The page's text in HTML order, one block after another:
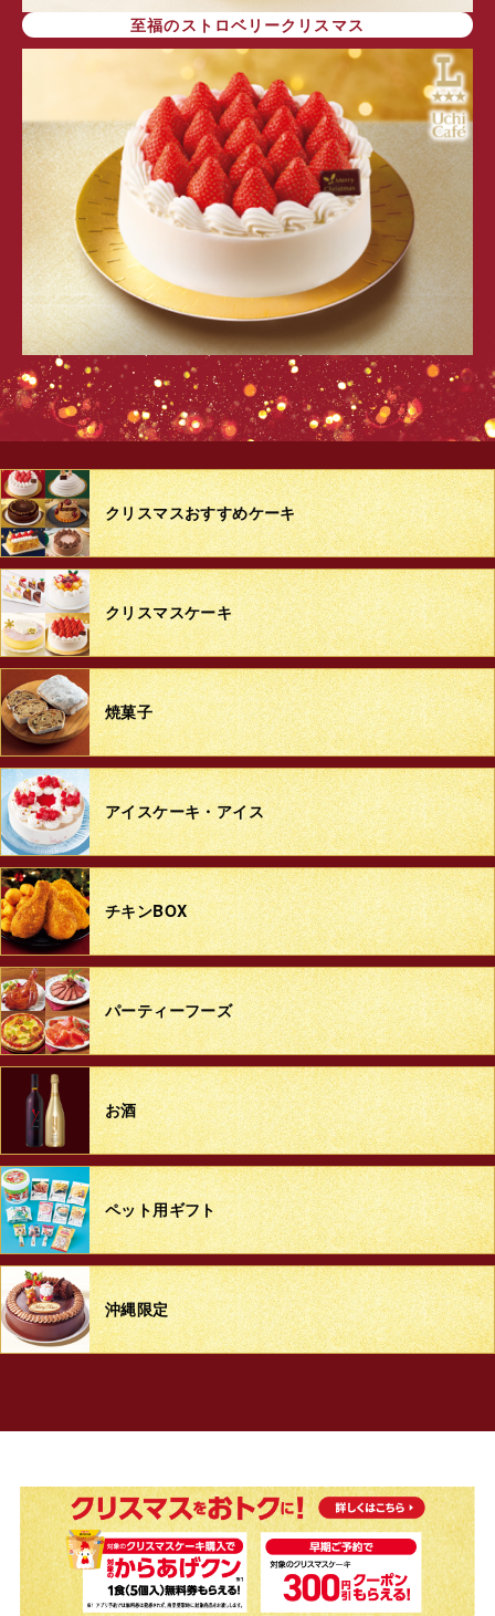
至福のストロベリークリスマス
クリスマスおすすめケーキ
クリスマスケーキ
焼菓子
アイスケーキ・アイス
チキンBOX
パーティーフーズ
お酒
ペット用ギフト
沖縄限定